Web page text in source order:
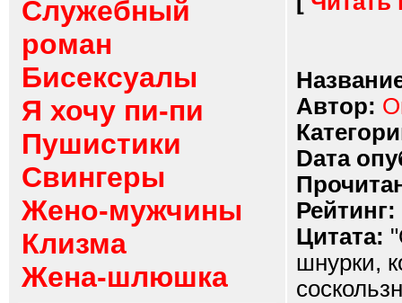
Служебный
роман
Бисексуалы
Я хочу пи-пи
Пушистики
Свингеры
Жено-мужчины
Клизма
Жена-шлюшка
Автор:
Dата
Рейтинг:
Цитата:
шнурки,